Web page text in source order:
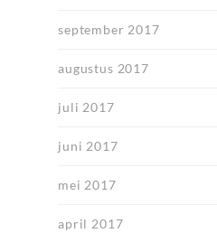
september 2017
augustus 2017
juli 2017
juni 2017
mei 2017
april 2017